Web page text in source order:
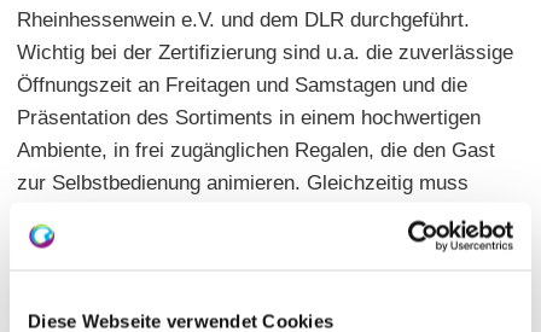
Diese Webseite verwendet Cookies
Rheinhessenwein e.V. und dem DLR durchgeführt.
Wichtig bei der Zertifizierung sind u.a. die zuverlässige
Öffnungszeit an Freitagen und Samstagen und die
Präsentation des Sortiments in einem hochwertigen
Ambiente, in frei zugänglichen Regalen, die den Gast
zur Selbstbedienung animieren. Gleichzeitig muss
jederzeit die fachkompetente Beratung gewährleistet
sein. Die Auszeichnung bescheinigt der Vinothek und
bewusstsein, hochwertiges Ambiente und ein